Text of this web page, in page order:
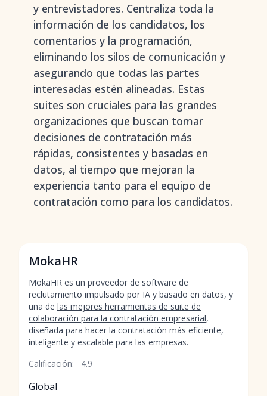
y entrevistadores. Centraliza toda la
información de los candidatos, los
comentarios y la programación,
eliminando los silos de comunicación y
asegurando que todas las partes
interesadas estén alineadas. Estas
suites son cruciales para las grandes
organizaciones que buscan tomar
decisiones de contratación más
rápidas, consistentes y basadas en
datos, al tiempo que mejoran la
experiencia tanto para el equipo de
contratación como para los candidatos.
MokaHR
MokaHR es un proveedor de software de
reclutamiento impulsado por IA y basado en datos, y
una de las mejores herramientas de suite de
colaboración para la contratación empresarial,
diseñada para hacer la contratación más eficiente,
inteligente y escalable para las empresas.
Calificación:
4.9
Global